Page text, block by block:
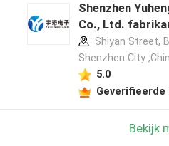
Shenzhen
Co., Ltd.
Shiyan Street,
Shenzhen City
5.0
Geverifieerde
Bekijk